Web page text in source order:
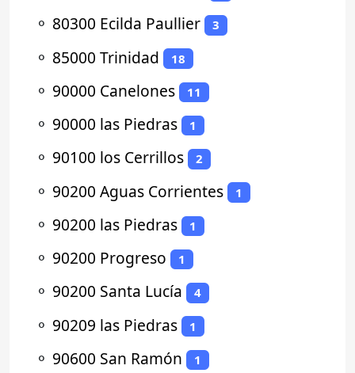
⚬ 80300 Ecilda Paullier 3
⚬ 85000 Trinidad 18
⚬ 90000 Canelones 11
⚬ 90000 las Piedras 1
⚬ 90100 los Cerrillos 2
⚬ 90200 Aguas Corrientes 1
⚬ 90200 las Piedras 1
⚬ 90200 Progreso 1
⚬ 90200 Santa Lucía 4
⚬ 90209 las Piedras 1
⚬ 90600 San Ramón 1